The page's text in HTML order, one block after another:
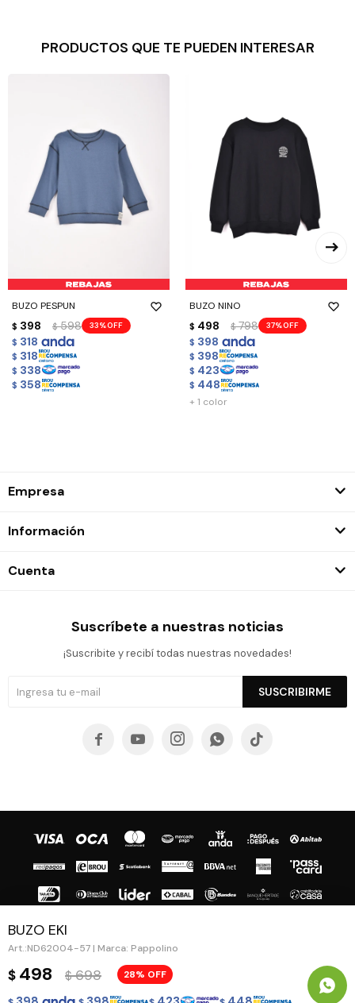
BUZO EKI
ND62004-57 | Marca: Pappolino
$ 498 $ 698 28
PRODUCTOS QUE TE PUEDEN INTERESAR
BUZO PESPUN
$ 398 $ 598 33
$ 318
$ 318
$ 338
$ 358
BUZO NINO
$ 498 $ 798 37
$ 398
$ 398
$ 423
$ 448
+ 1 color
Empresa
Información
Cuenta
Suscríbete a nuestras noticias
¡Suscribite y recibí todas nuestras novedades!
SUSCRIBIRME
    